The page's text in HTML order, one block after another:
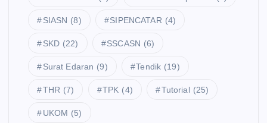
SIASN (8) SIPENCATAR (4)
SKD (22) SSCASN (6)
Surat Edaran (9) Tendik (19)
THR (7) TPK (4) Tutorial (25)
UKOM (5)